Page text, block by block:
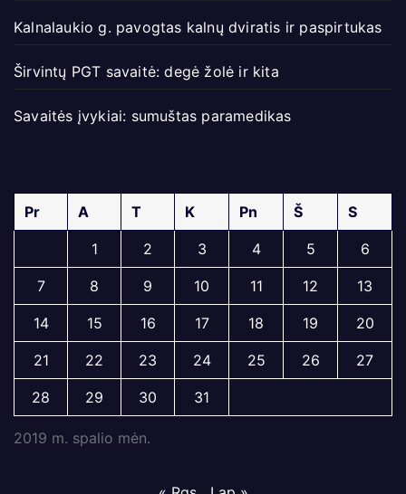
Kalnalaukio g. pavogtas kalnų dviratis ir paspirtukas
Širvintų PGT savaitė: degė žolė ir kita
Savaitės įvykiai: sumuštas paramedikas
2019 m. spalio mėn.
Pr A T K Pn Š S
1 2 3 4 5 6
7 8 9 10 11 12 13
14 15 16 17 18 19 20
21 22 23 24 25 26 27
28 29 30 31